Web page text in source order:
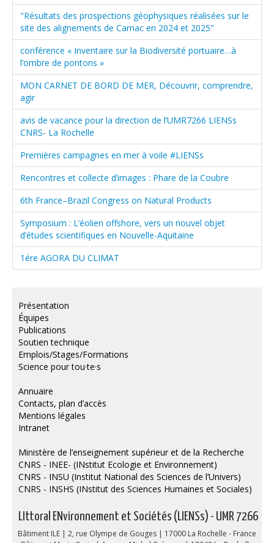
"Résultats des prospections géophysiques réalisées sur le
site des alignements de Carnac en 2024 et 2025"
conférence « Inventaire sur la Biodiversité portuaire…à
l’ombre de pontons »
MON CARNET DE BORD DE MER, Découvrir, comprendre,
agir
avis de vacance pour la direction de l’UMR7266 LIENSs
CNRS- La Rochelle
Premières campagnes en mer à voile #LIENSs
Rencontres et collecte d’images : Phare de la Coubre
6th France–Brazil Congress on Natural Products
Symposium : L’éolien offshore, vers un nouvel objet
d’études scientifiques en Nouvelle-Aquitaine
1ére AGORA DU CLIMAT
Présentation
Équipes
Publications
Soutien technique
Emplois/Stages/Formations
Science pour tou·te·s
Annuaire
Contacts, plan d’accès
Mentions légales
Intranet
Ministère de l’enseignement supérieur et de la Recherche
CNRS - INEE- (INstitut Ecologie et Environnement)
CNRS - INSU (Institut National des Sciences de l’Univers)
CNRS - INSHS (INstitut des Sciences Humaines et Sociales)
LIttoral ENvironnement et Sociétés (LIENSs) - UMR 7266
Bâtiment ILE | 2, rue Olympe de Gouges | 17000 La Rochelle - France